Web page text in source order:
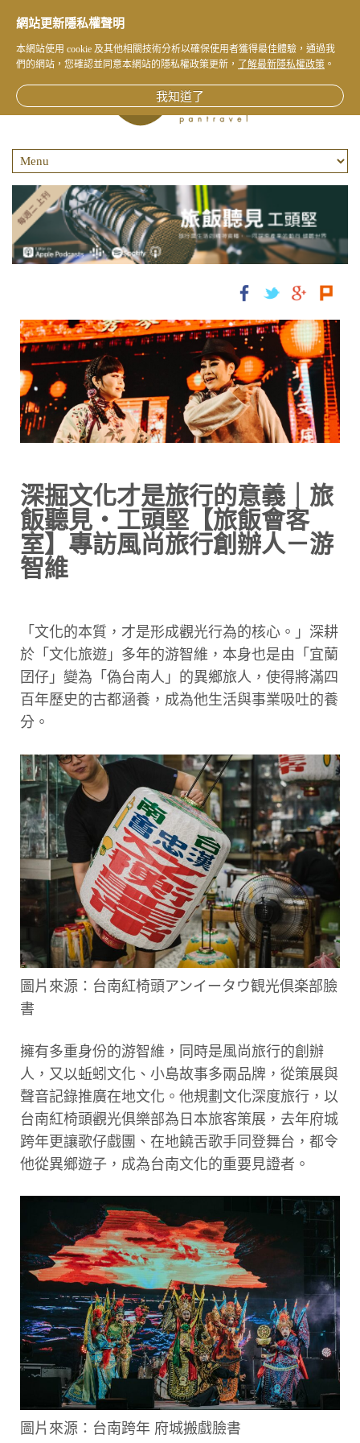
深掘文化才是旅行的意義｜旅
飯聽見・工頭堅【旅飯會客
室】專訪風尚旅行創辦人－游
智維
「文化的本質，才是形成觀光行為的核心。」深耕
於「文化旅遊」多年的游智維，本身也是由「宜蘭
囝仔」變為「偽台南人」的異鄉旅人，使得將滿四
百年歷史的古都涵養，成為他生活與事業吸吐的養
分。
圖片來源：台南紅椅頭アンイータウ観光倶楽部臉
書
擁有多重身份的游智維，同時是風尚旅行的創辦
人，又以蚯蚓文化、小島故事多兩品牌，從策展與
聲音記錄推廣在地文化。他規劃文化深度旅行，以
台南紅椅頭觀光俱樂部為日本旅客策展，去年府城
跨年更讓歌仔戲團、在地饒舌歌手同登舞台，都令
他從異鄉遊子，成為台南文化的重要見證者。
圖片來源：台南跨年 府城搬戲臉書
網站更新隱私權聲明
本網站使用 cookie 及其他相關技術分析以確保使用者獲得最佳體驗，通過我
們的網站，您確認並同意本網站的隱私權政策更新，
了解最新隱私權政策 。
我知道了